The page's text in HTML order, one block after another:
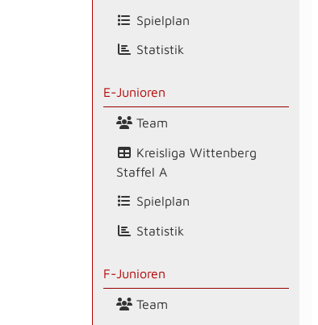
Spielplan
Statistik
E-Junioren
Team
Kreisliga Wittenberg
Staffel A
Spielplan
Statistik
F-Junioren
Team